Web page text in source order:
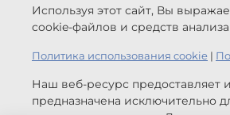
Используя этот сайт, Вы
cookie-файлов и средств
Политика использования cookie |
Наш веб-ресурс предоставляет
предназначена исключительно